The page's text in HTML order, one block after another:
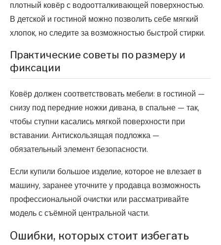
плотный ковёр с водоотталкивающей поверхностью.
В детской и гостиной можно позволить себе мягкий
хлопок, но следите за возможностью быстрой стирки.
Практические советы по размеру и
фиксации
Ковёр должен соответствовать мебели: в гостиной —
снизу под передние ножки дивана, в спальне — так,
чтобы ступни касались мягкой поверхности при
вставании. Антискользящая подложка —
обязательный элемент безопасности.
Если купили большое изделие, которое не влезает в
машину, заранее уточните у продавца возможность
профессиональной очистки или рассматривайте
модель с съёмной центральной части.
Ошибки, которых стоит избегать